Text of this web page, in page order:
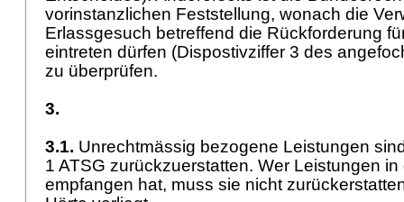
vorinstanzlichen Feststellung, wonach die
Erlassgesuch betreffend die Rückforderung
eintreten dürfen (Dispostivziffer 3 des
zu überprüfen.
3.
3.1. Unrechtmässig bezogene Leistungen
1 ATSG zurückzuerstatten. Wer Leistungen
empfangen hat, muss sie nicht